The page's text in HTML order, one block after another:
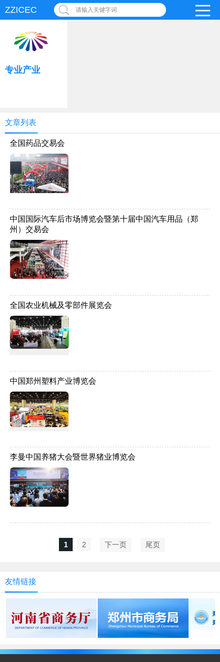
ZZICEC 请输入关键字词
专业产业
文章列表
全国药品交易会
中国国际汽车后市场博览会暨第十届中国汽车用品（郑
州）交易会
全国农业机械及零部件展览会
中国郑州塑料产业博览会
李曼中国养猪大会暨世界猪业博览会
1 2 下一页 尾页
友情链接